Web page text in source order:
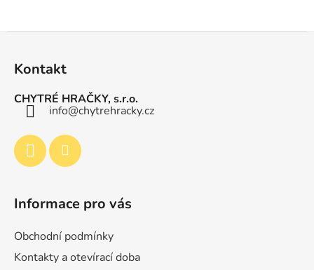
Kontakt
CHYTRÉ HRAČKY, s.r.o.
info@chytrehracky.cz
Informace pro vás
Obchodní podmínky
Kontakty a otevírací doba